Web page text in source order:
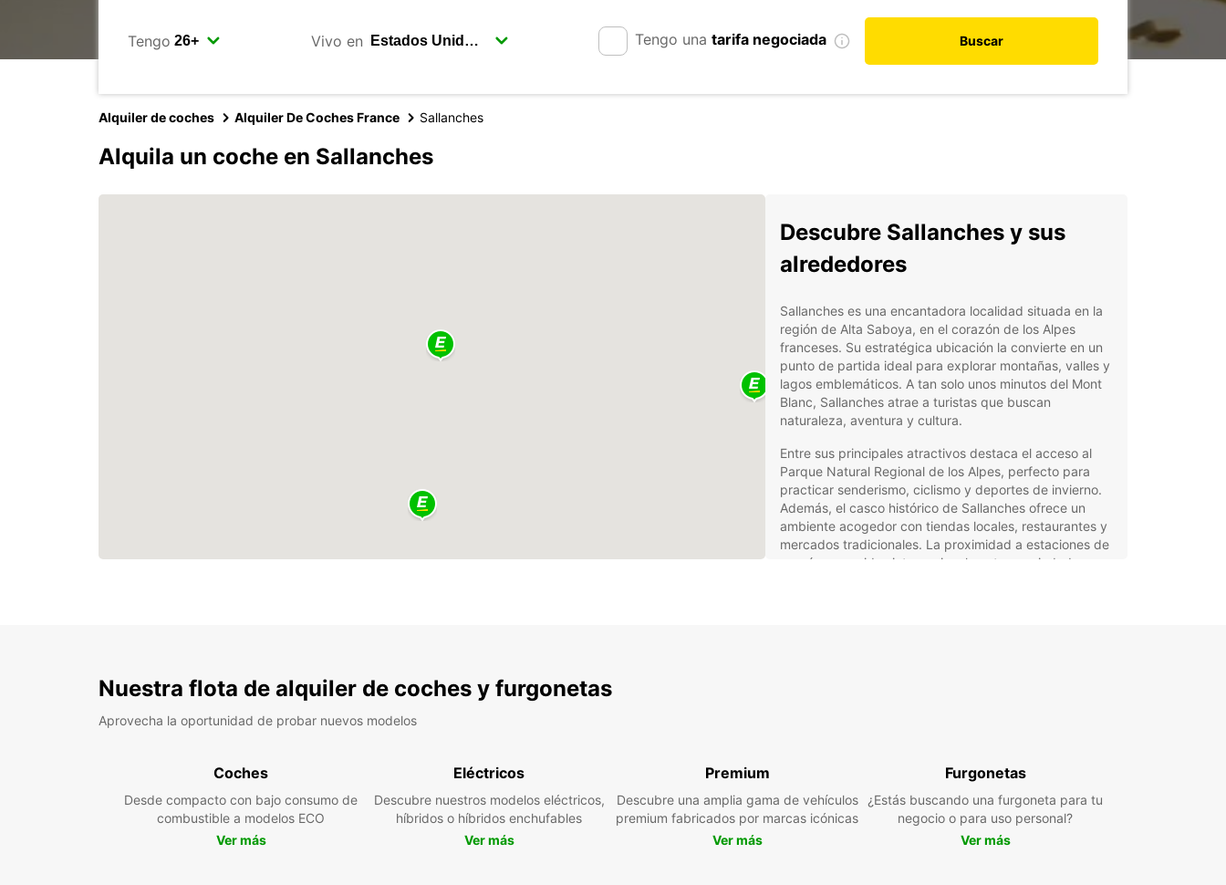
Tengo Vivo en Tengo una tarifa negociada Buscar
Alquiler de coches Alquiler De Coches France Sallanches
Alquila un coche en Sallanches
Descubre Sallanches y sus
alrededores
Sallanches es una encantadora localidad situada en la
región de Alta Saboya, en el corazón de los Alpes
franceses. Su estratégica ubicación la convierte en un
punto de partida ideal para explorar montañas, valles y
lagos emblemáticos. A tan solo unos minutos del Mont
Blanc, Sallanches atrae a turistas que buscan
naturaleza, aventura y cultura.
Entre sus principales atractivos destaca el acceso al
Parque Natural Regional de los Alpes, perfecto para
practicar senderismo, ciclismo y deportes de invierno.
Además, el casco histórico de Sallanches ofrece un
ambiente acogedor con tiendas locales, restaurantes y
mercados tradicionales. La proximidad a estaciones de
esquí reconocidas internacionalmente y a ciudades
ideales para desplazamientos por la ciudad hasta SUVs
incluye modelos eléctricos, híbridos, manuales y
automáticos.
Nuestra flota de alquiler de coches y furgonetas
Aprovecha la oportunidad de probar nuevos modelos
Coches
Desde compacto con bajo consumo de
combustible a modelos ECO
Ver más
Eléctricos
Descubre nuestros modelos eléctricos,
híbridos o híbridos enchufables
Ver más
Premium
Descubre una amplia gama de vehículos
premium fabricados por marcas icónicas
Ver más
Furgonetas
¿Estás buscando una furgoneta para tu
negocio o para uso personal?
Ver más